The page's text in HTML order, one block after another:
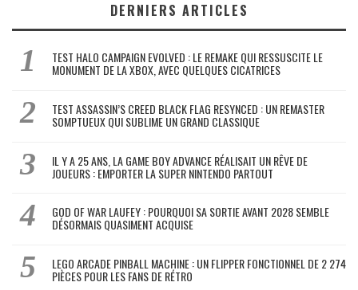
DERNIERS ARTICLES
TEST HALO CAMPAIGN EVOLVED : LE REMAKE QUI RESSUSCITE LE
MONUMENT DE LA XBOX, AVEC QUELQUES CICATRICES
TEST ASSASSIN’S CREED BLACK FLAG RESYNCED : UN REMASTER
SOMPTUEUX QUI SUBLIME UN GRAND CLASSIQUE
IL Y A 25 ANS, LA GAME BOY ADVANCE RÉALISAIT UN RÊVE DE
JOUEURS : EMPORTER LA SUPER NINTENDO PARTOUT
GOD OF WAR LAUFEY : POURQUOI SA SORTIE AVANT 2028 SEMBLE
DÉSORMAIS QUASIMENT ACQUISE
LEGO ARCADE PINBALL MACHINE : UN FLIPPER FONCTIONNEL DE 2 274
PIÈCES POUR LES FANS DE RÉTRO